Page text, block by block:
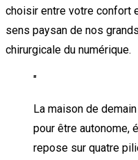
choisir entre votre confort
sens paysan de nos
chirurgicale du numérique.
"
La maison de
pour être autonome,
repose sur quatre